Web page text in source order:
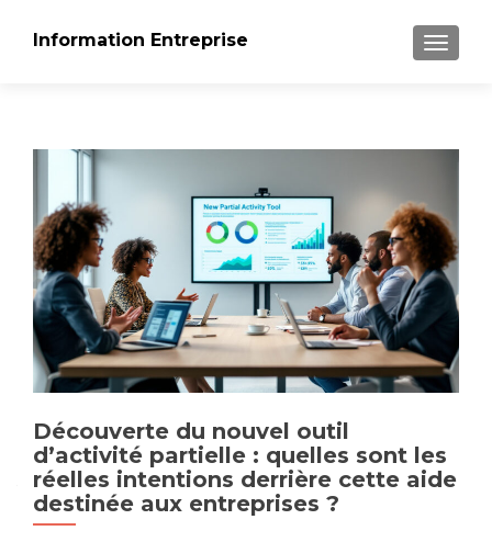
Information Entreprise
Découverte du nouvel outil
d’activité partielle : quelles sont les
réelles intentions derrière cette aide
destinée aux entreprises ?